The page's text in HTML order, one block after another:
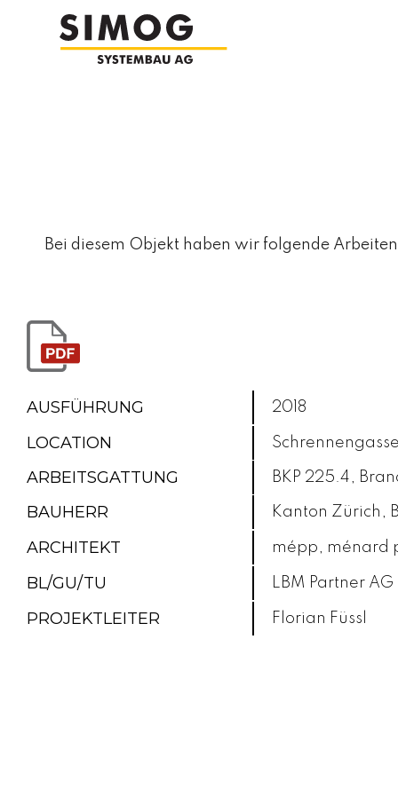
Bei diesem Objekt haben wir folgende
AUSFÜHRUNG 2018
LOCATION
ARBEITSGATTUNG BKP 225.4,
BAUHERR Kanton Zürich,
ARCHITEKT mépp, ménard
BL/GU/TU LBM Partner AG
PROJEKTLEITER Florian Füssl